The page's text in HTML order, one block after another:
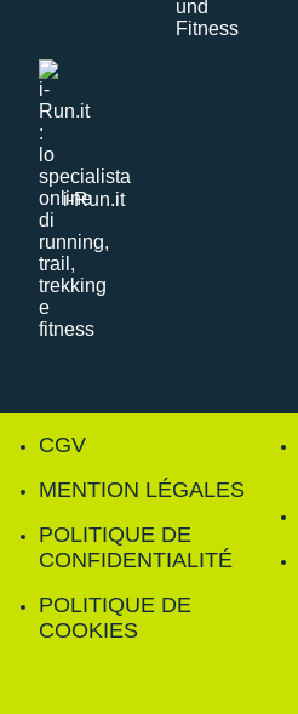
i-Run.it
CGV
MENTION LÉGALES
POLITIQUE DE
CONFIDENTIALITÉ
POLITIQUE DE
COOKIES